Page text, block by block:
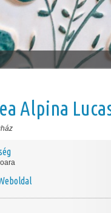
Alpina